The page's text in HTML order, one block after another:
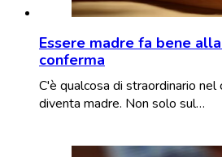
Essere madre fa bene
conferma
C'è qualcosa di straordinario nel
diventa madre. Non solo sul…